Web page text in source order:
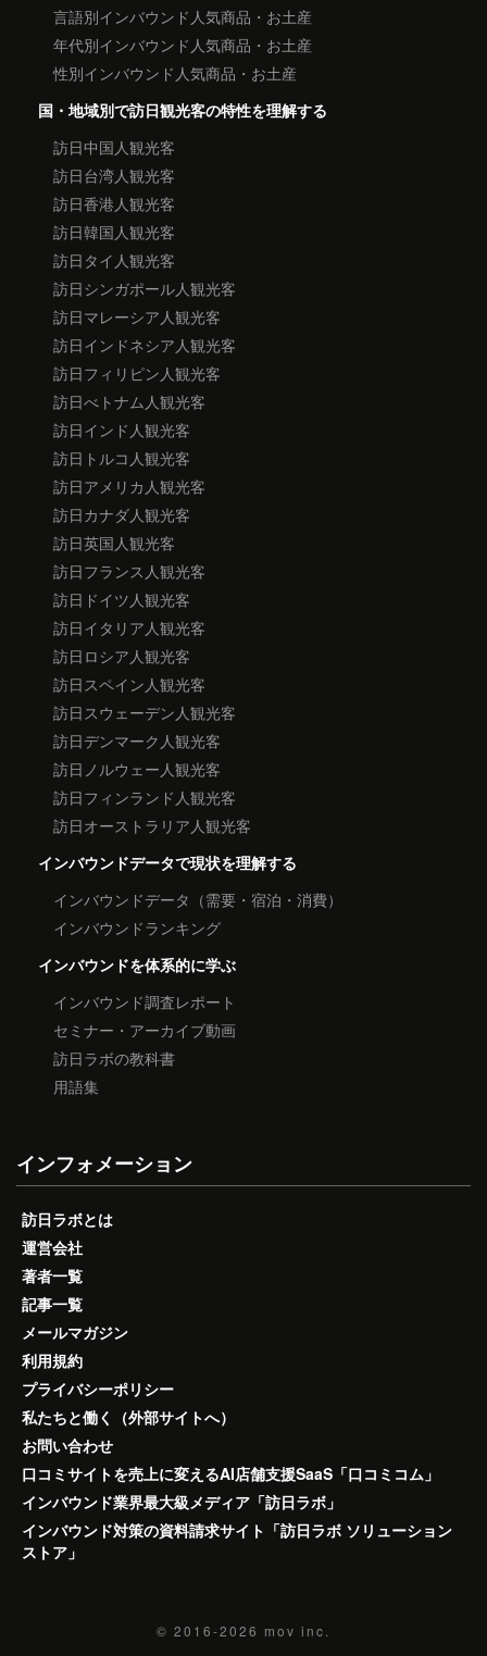
言語別インバウンド人気商品・お土産
年代別インバウンド人気商品・お土産
性別インバウンド人気商品・お土産
国・地域別で訪日観光客の特性を理解する
訪日中国人観光客
訪日台湾人観光客
訪日香港人観光客
訪日韓国人観光客
訪日タイ人観光客
訪日シンガポール人観光客
訪日マレーシア人観光客
訪日インドネシア人観光客
訪日フィリピン人観光客
訪日べトナム人観光客
訪日インド人観光客
訪日トルコ人観光客
訪日アメリカ人観光客
訪日カナダ人観光客
訪日英国人観光客
訪日フランス人観光客
訪日ドイツ人観光客
訪日イタリア人観光客
訪日ロシア人観光客
訪日スペイン人観光客
訪日スウェーデン人観光客
訪日デンマーク人観光客
訪日ノルウェー人観光客
訪日フィンランド人観光客
訪日オーストラリア人観光客
インバウンドデータで現状を理解する
インバウンドデータ（需要・宿泊・消費）
インバウンドランキング
インバウンドを体系的に学ぶ
インバウンド調査レポート
セミナー・アーカイブ動画
訪日ラボの教科書
用語集
インフォメーション
訪日ラボとは
運営会社
著者一覧
記事一覧
メールマガジン
利用規約
プライバシーポリシー
私たちと働く（外部サイトへ）
お問い合わせ
口コミサイトを売上に変えるAI店舗支援SaaS「口コミコム」
インバウンド業界最大級メディア「訪日ラボ」
インバウンド対策の資料請求サイト「訪日ラボ ソリューション
ストア」
© 2016-2026 mov inc.